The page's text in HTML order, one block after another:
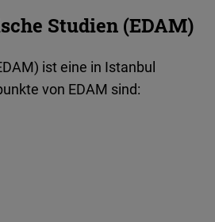
Studien (EDAM)
ist eine in Istanbul
von EDAM sind: